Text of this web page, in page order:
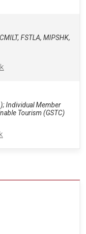
FSTLA, MIPSHK,
Individual Member
Tourism (GSTC)